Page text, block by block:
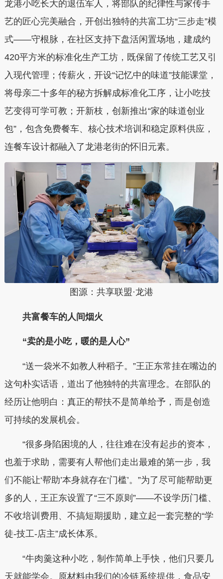
龙港小吃长大的退伍军人，将部队的纪律性与家传手
艺的匠心完美融合，开创出独特的共富工坊“三步走”模
式——守根脉，在社区支持下盘活闲置场地，建成约
420平方米的标准化生产工坊，既保留了传统工艺又引
入现代管理；传薪火，开设“记忆中的味道”技能课堂，
将母亲二十多年的秘方拆解成标准化工序，让小吃技
艺变得可学可教；开新枝，创新推出“家的味道创业
包”，包含免费餐车、核心技术培训和稳定原料供应，
连餐车设计都融入了龙港老街的怀旧元素。
图源：共享联盟·龙港
共富餐车的人间烟火
“卖的是小吃，暖的是人心”
“送一袋米不如教人种稻子。”王正东常挂在嘴边的
这句朴实话语，道出了他独特的共富理念。在部队的
经历让他明白：真正的帮扶不是简单给予，而是创造
可持续的发展机会。
“很多身陷困境的人，往往难在没有起步的资本，
也羞于求助，需要有人帮他们走出最难的第一步，我
们不能让‘帮助’本身就存在‘门槛’。”为了尽可能帮助更
多的人，王正东设置了“三不原则”——不设学历门槛、
不收培训费用、不搞短期援助，建立起一套完整的“学
徒-技工-店主”成长体系。
“牛肉羹这种小吃，制作简单上手快，他们只要几
天就能学会。原材料由我们的冷链系统提供，食品安